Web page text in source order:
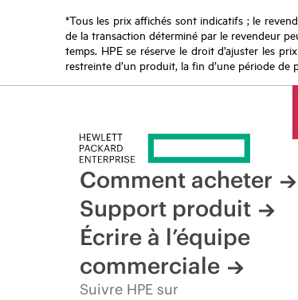
*Tous les prix affichés sont indicatifs ; le
de la transaction déterminé par le revendeur
temps. HPE se réserve le droit d’ajuster les
restreinte d’un produit, la fin d’une période
Comment acheter
Support produit
Écrire à l’équipe
commerciale
Suivre HPE sur